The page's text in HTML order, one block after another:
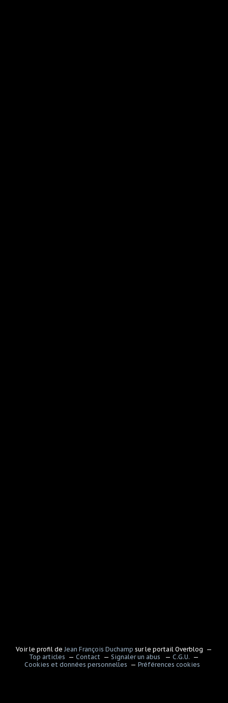
Voir le profil de Jean François Duchamp sur le portail Overblog
Top articles
Contact Signaler un abus
C.G.U.
Cookies et données personnelles
Préférences cookies